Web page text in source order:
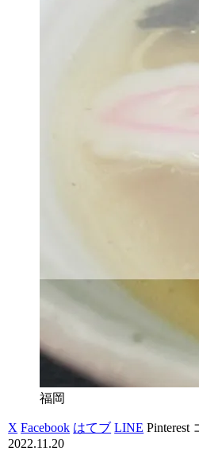
福岡
X Facebook はてブ LINE Pinterest
2022.11.20